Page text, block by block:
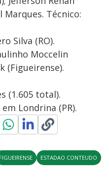
Marques. Técnico:
Silva (RO).
Moccelin
(Figueirense).
(1.605 total).
Londrina (PR).
FIGUEIRENSE
ESTADAO CONTEUDO